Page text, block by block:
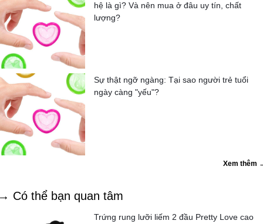
hệ là gì? Và nên mua ở đâu uy tín, chất
lượng?
Sự thật ngỡ ngàng: Tại sao người trẻ tuổi
ngày càng "yếu"?
Xem thêm
Có thể bạn quan tâm
Trứng rung lưỡi liếm 2 đầu Pretty Love cao